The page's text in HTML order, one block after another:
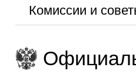
Комиссии и